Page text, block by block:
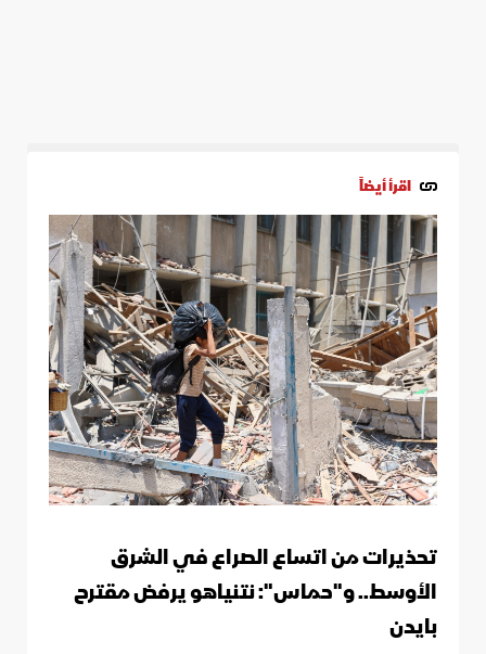
اقرأ أيضاً
تحذيرات من اتساع الصراع في الشرق
الأوسط.. و"حماس": نتنياهو يرفض مقترح
بايدن